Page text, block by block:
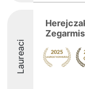
Laureaci